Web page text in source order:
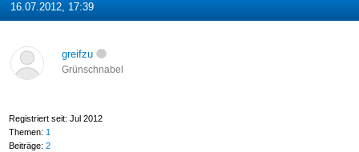
16.07.2012, 17:39
greifzu
Grünschnabel
Registriert seit: Jul 2012
Themen: 1
Beiträge: 2